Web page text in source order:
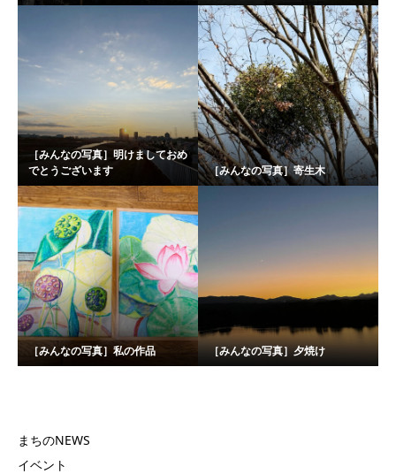
［みんなの写真］明けましておめ
でとうございます
［みんなの写真］寄生木
［みんなの写真］私の作品 ［みんなの写真］夕焼け
まちのNEWS
イベント